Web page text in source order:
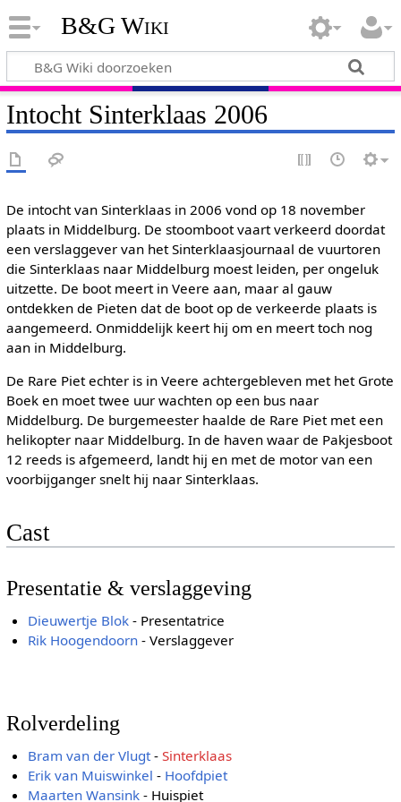
B&G Wiki
Intocht Sinterklaas 2006
De intocht van Sinterklaas in 2006 vond op 18 november
plaats in Middelburg. De stoomboot vaart verkeerd doordat
een verslaggever van het Sinterklaasjournaal de vuurtoren
die Sinterklaas naar Middelburg moest leiden, per ongeluk
uitzette. De boot meert in Veere aan, maar al gauw
ontdekken de Pieten dat de boot op de verkeerde plaats is
aangemeerd. Onmiddelijk keert hij om en meert toch nog
aan in Middelburg.
De Rare Piet echter is in Veere achtergebleven met het Grote
Boek en moet twee uur wachten op een bus naar
Middelburg. De burgemeester haalde de Rare Piet met een
helikopter naar Middelburg. In de haven waar de Pakjesboot
12 reeds is afgemeerd, landt hij en met de motor van een
voorbijganger snelt hij naar Sinterklaas.
Cast
Presentatie & verslaggeving
Dieuwertje Blok - Presentatrice
Rik Hoogendoorn - Verslaggever
Rolverdeling
Bram van der Vlugt -Sinterklaas
Erik van Muiswinkel - Hoofdpiet
Maarten Wansink - Huispiet